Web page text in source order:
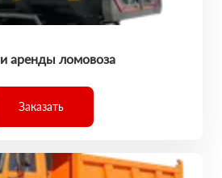
аренды ломовоза
Заказать